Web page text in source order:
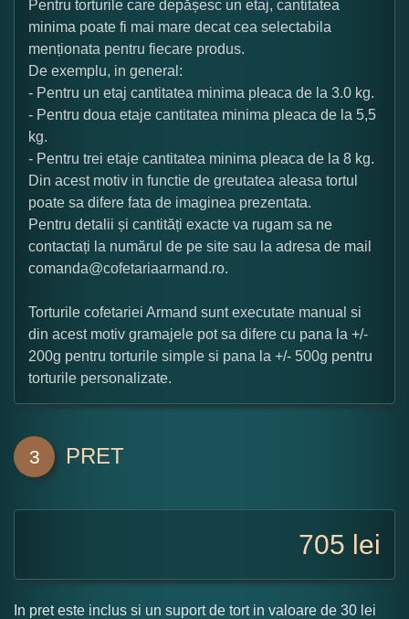
Pentru torturile care depășesc un etaj, cantitatea
minima poate fi mai mare decat cea selectabila
menționata pentru fiecare produs.
De exemplu, in general:
- Pentru un etaj cantitatea minima pleaca de la 3.0 kg.
- Pentru doua etaje cantitatea minima pleaca de la 5,5
kg.
- Pentru trei etaje cantitatea minima pleaca de la 8 kg.
Din acest motiv in functie de greutatea aleasa tortul
poate sa difere fata de imaginea prezentata.
Pentru detalii și cantități exacte va rugam sa ne
contactați la numărul de pe site sau la adresa de mail
comanda@cofetariaarmand.ro.
Torturile cofetariei Armand sunt executate manual si
din acest motiv gramajele pot sa difere cu pana la +/-
200g pentru torturile simple si pana la +/- 500g pentru
torturile personalizate.
3 PRET
705 lei
In pret este inclus si un suport de tort in valoare de 30 lei